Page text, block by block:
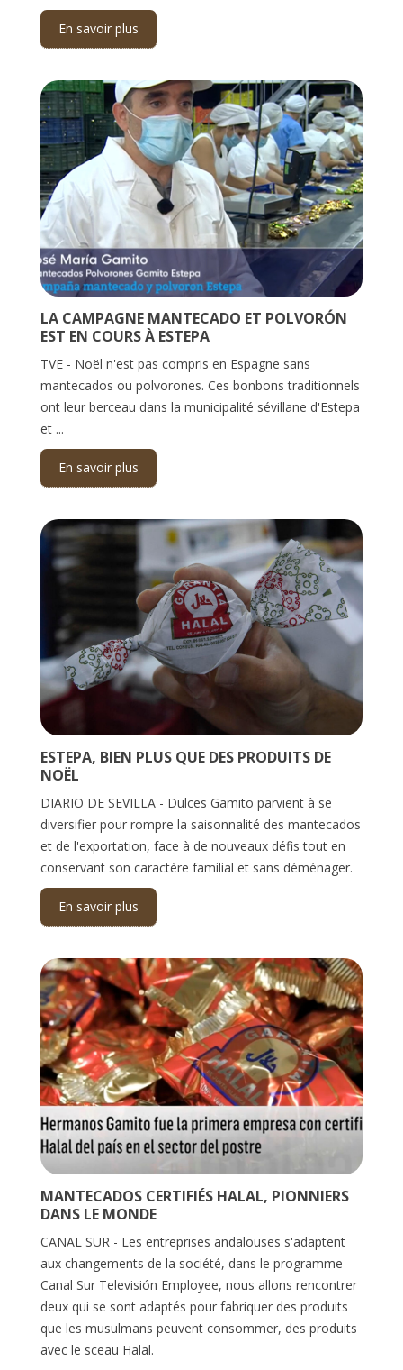
En savoir plus
LA CAMPAGNE MANTECADO ET POLVORÓN
EST EN COURS À ESTEPA
TVE - Noël n'est pas compris en Espagne sans
mantecados ou polvorones. Ces bonbons traditionnels
ont leur berceau dans la municipalité sévillane d'Estepa
et ...
En savoir plus
ESTEPA, BIEN PLUS QUE DES PRODUITS DE
NOËL
DIARIO DE SEVILLA - Dulces Gamito parvient à se
diversifier pour rompre la saisonnalité des mantecados
et de l'exportation, face à de nouveaux défis tout en
conservant son caractère familial et sans déménager.
En savoir plus
MANTECADOS CERTIFIÉS HALAL, PIONNIERS
DANS LE MONDE
CANAL SUR - Les entreprises andalouses s'adaptent
aux changements de la société, dans le programme
Canal Sur Televisión Employee, nous allons rencontrer
deux qui se sont adaptés pour fabriquer des produits
que les musulmans peuvent consommer, des produits
avec le sceau Halal.